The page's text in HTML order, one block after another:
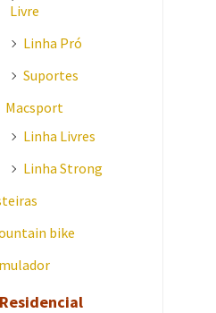
Livre
Linha Pró
Suportes
Macsport
Linha Livres
Linha Strong
bike